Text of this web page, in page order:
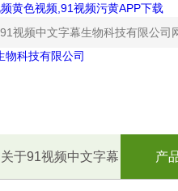
黄色视频,91视频污黄APP下载
91视频中文字幕生物科技有限公司网站
关于91视频中文字幕 产